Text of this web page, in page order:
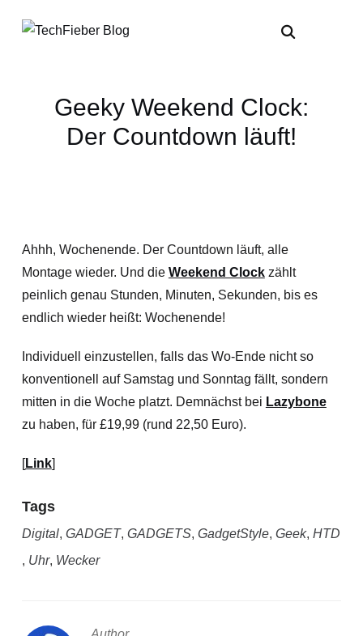
Geeky Weekend Clock:
Der Countdown läuft!
Ahhh, Wochenende. Der Countdown läuft, alle
Montage wieder. Und die Weekend Clockzählt
peinlich genau Stunden, Minuten, Sekunden, bis es
endlich wieder heißt: Wochenende!
Individuell einzustellen, falls das Wo-Ende nicht so
konventionell auf Samstag und Sonntag fällt, sondern
mitten in die Woche platzt. Demnächst bei Lazybone
zu haben, für £19,99 (rund 22,50 Euro).
[Link]
Tags
Digital, GADGET, GADGETS, GadgetStyle, Geek, HTD
, Uhr, Wecker